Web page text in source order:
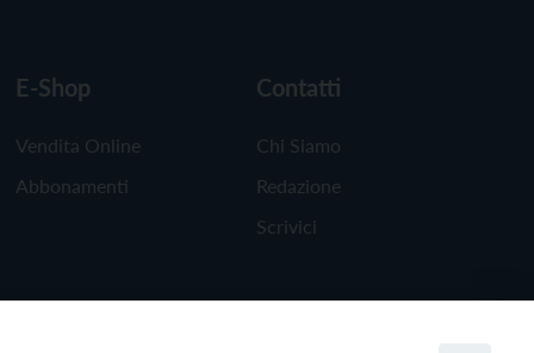
E-Shop
Vendita Online
Abbonamenti
Contatti
Chi Siamo
Redazione
Scrivici